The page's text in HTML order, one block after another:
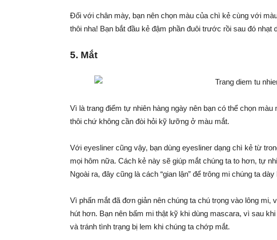
Đối với chân mày, bạn nên chọn màu của chì kẻ cùng với
thôi nha! Bạn bắt đầu kẻ đậm phần đuôi trước rồi sau đó nhạt
5. Mắt
Vì là trang điểm tự nhiên hàng ngày nên bạn có thể chọn
thôi chứ không cần đòi hỏi kỹ lưỡng ở màu mắt.
Với eyesliner cũng vậy, bạn dùng eyesliner dạng chì kẻ từ
mọi hôm nữa. Cách kẻ này sẽ giúp mắt chúng ta to hơn, tự
Ngoài ra, đây cũng là cách “gian lận” để trông mi chúng ta dày
Vì phấn mắt đã đơn giản nên chúng ta chú trọng vào lông
hút hơn. Bạn nên bấm mi thật kỹ khi dùng mascara, vì sau
và tránh tình trạng bị lem khi chúng ta chớp mắt.